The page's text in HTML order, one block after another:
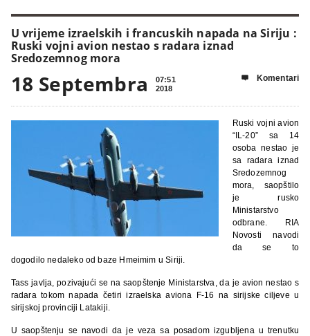
U vrijeme izraelskih i francuskih napada na Siriju :
Ruski vojni avion nestao s radara iznad
Sredozemnog mora
18 Septembra
07:51
2018
 Komentari
Ruski vojni avion
“IL-20” sa 14
osoba nestao je
sa radara iznad
Sredozemnog
mora, saopštilo
je rusko
Ministarstvo
odbrane. RIA
Novosti navodi
da se to
dogodilo nedaleko od baze Hmeimim u Siriji.
Tass javlja, pozivajući se na saopštenje Ministarstva, da je avion nestao s
radara tokom napada četiri izraelska aviona F-16 na sirijske ciljeve u
sirijskoj provinciji Latakiji.
U saopštenju se navodi da je veza sa posadom izgubljena u trenutku